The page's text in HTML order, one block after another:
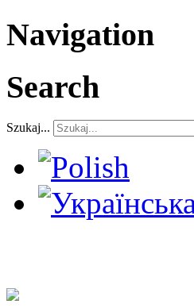
Navigation
Search
Szukaj...